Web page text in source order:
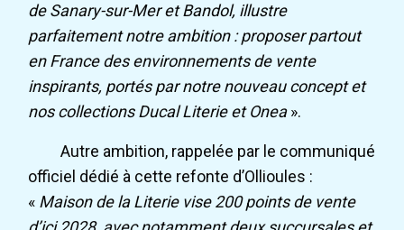
de Sanary-sur-Mer et Bandol, illustre
parfaitement notre ambition : proposer partout
en France des environnements de vente
inspirants, portés par notre nouveau concept et
nos collections Ducal Literie et Onea».
Autre ambition, rappelée par le communiqué
officiel dédié à cette refonte d’Ollioules :
« Maison de la Literie vise 200 points de vente